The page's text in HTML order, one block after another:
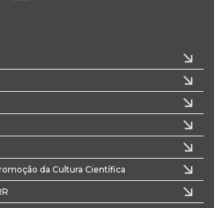
da Cultura Científica